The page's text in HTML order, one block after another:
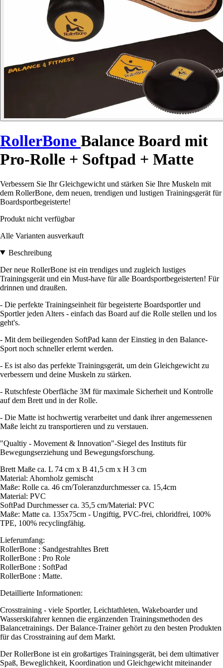
RollerBone Balance Board mit
Pro-Rolle + Softpad + Matte
Verbessern Sie Ihr Gleichgewicht und stärken Sie Ihre Muskeln mit
dem RollerBone, dem neuen, trendigen und lustigen Trainingsgerät für
Boardsportbegeisterte!
Produkt nicht verfügbar
Alle Varianten ausverkauft
Beschreibung
Der neue RollerBone ist ein trendiges und zugleich lustiges
Trainingsgerät und ein Must-have für alle Boardsportbegeisterten! Für
drinnen und draußen.
- Die perfekte Trainingseinheit für begeisterte Boardsportler und
Sportler jeden Alters - einfach das Board auf die Rolle stellen und los
geht's.
- Mit dem beiliegenden SoftPad kann der Einstieg in den Balance-
Sport noch schneller erlernt werden.
- Es ist also das perfekte Trainingsgerät, um dein Gleichgewicht zu
verbessern und deine Muskeln zu stärken.
- Rutschfeste Oberfläche 3M für maximale Sicherheit und Kontrolle
auf dem Brett und in der Rolle.
- Die Matte ist hochwertig verarbeitet und dank ihrer angemessenen
Maße leicht zu transportieren und zu verstauen.
"Qualtiy - Movement & Innovation"-Siegel des Instituts für
Bewegungserziehung und Bewegungsforschung.
Brett Maße ca. L 74 cm x B 41,5 cm x H 3 cm
Material: Ahornholz gemischt
Maße: Rolle ca. 46 cm/Toleranzdurchmesser ca. 15,4cm
Material: PVC
SoftPad Durchmesser ca. 35,5 cm/Material: PVC
Maße: Matte ca. 135x75cm - Ungiftig, PVC-frei, chloridfrei, 100%
TPE, 100% recyclingfähig.
Lieferumfang:
RollerBone : Sandgestrahltes Brett
RollerBone : Pro Role
RollerBone : SoftPad
RollerBone : Matte.
Detaillierte Informationen:
Crosstraining - viele Sportler, Leichtathleten, Wakeboarder und
Wasserskifahrer kennen die ergänzenden Trainingsmethoden des
Balancetrainings. Der Balance-Trainer gehört zu den besten Produkten
für das Crosstraining auf dem Markt.
Der RollerBone ist ein großartiges Trainingsgerät, bei dem ultimativer
Spaß, Beweglichkeit, Koordination und Gleichgewicht miteinander